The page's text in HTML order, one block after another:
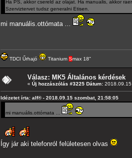
Ha PS, akkor csereld az olajat. Ha manualis, akkor
Szerviztervet tudsz generalni Etisen.
mi manuális.ottómata ...
TDCI Űrhajó Titanium Smax 18"
Válasz: MK5 Általános kérdések
« Új hozzászólás #3225 Dátum:
Idézetet írta: alf® - 2018.09.15 szombat, 21:58:05
mi manuális.ottómata ...
Így jár aki telefonról felületesen olvas